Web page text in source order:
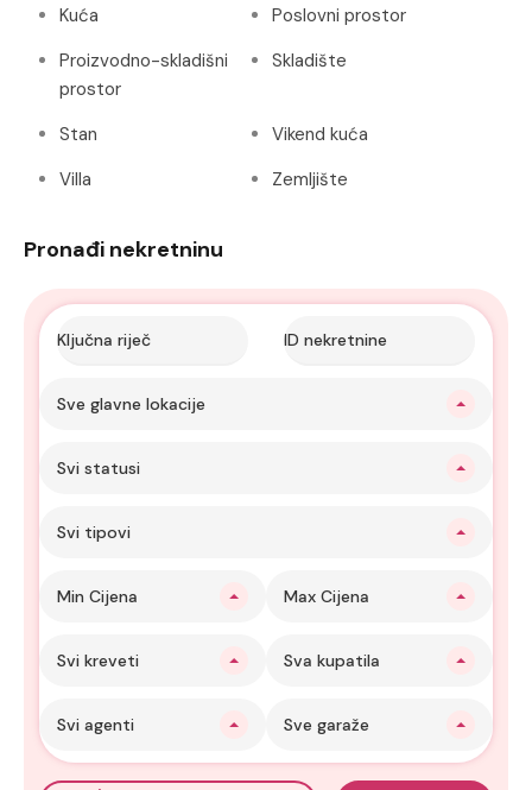
Kuća
Poslovni prostor
Proizvodno-skladišni
prostor
Skladište
Stan
Vikend kuća
Villa
Zemljište
Pronađi nekretninu
Sve glavne lokacije
Svi statusi
Svi tipovi
Min Cijena Max Cijena
Svi kreveti Sva kupatila
Svi agenti Sve garaže